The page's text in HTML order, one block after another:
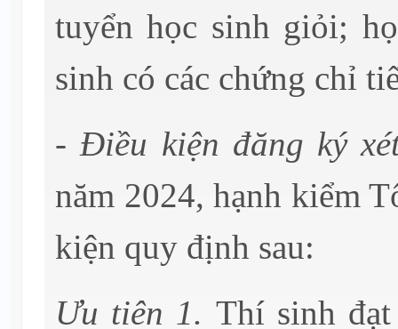
tuyển học sinh giỏi;
sinh có các chứng chỉ
- Điều kiện đăng ký
năm 2024, hạnh kiểm
kiện quy định sau:
Ưu tiên 1. Thí sinh